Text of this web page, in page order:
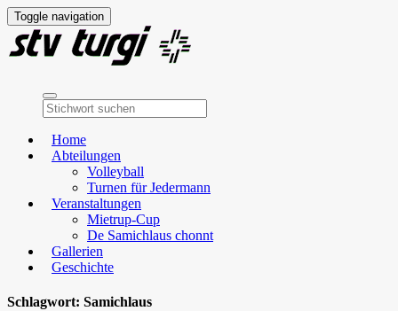
Toggle navigation
Home
Abteilungen
Volleyball
Turnen für Jedermann
Veranstaltungen
Mietrup-Cup
De Samichlaus chonnt
Gallerien
Geschichte
Schlagwort: Samichlaus